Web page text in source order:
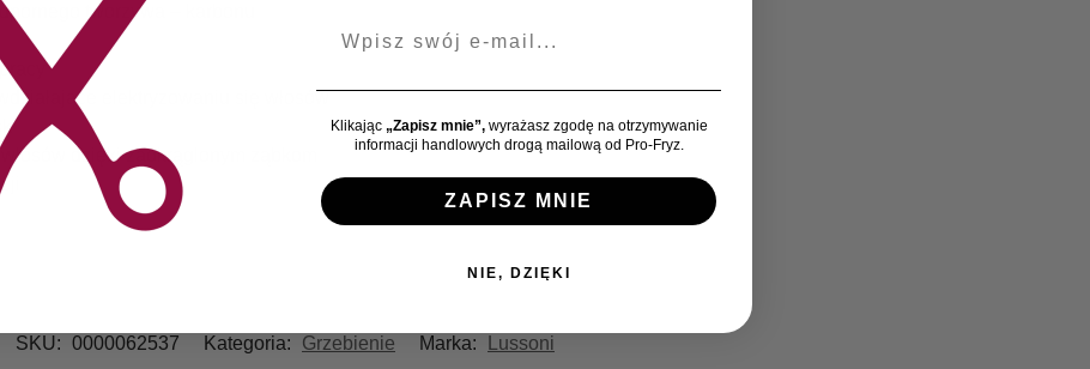
tworzywa – karbonu
elektryzowaniu się włosów
dzięki zaokrąglonym ząbkom
SKU: 0000062537 Kategoria: Grzebienie Marka: Lussoni
Klikając „Zapisz mnie”,wyrażasz zgodę na otrzymywanie
informacji handlowych drogą mailową od Pro-Fryz.
ZAPISZ MNIE
NIE, DZIĘKI